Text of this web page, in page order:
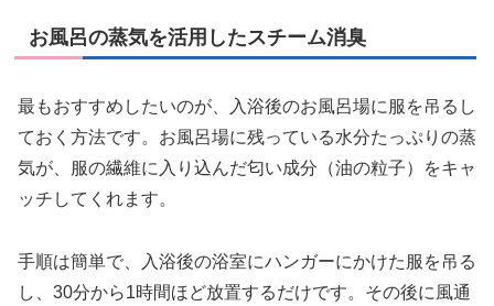
お風呂の蒸気を活用したスチーム消臭
最もおすすめしたいのが、入浴後のお風呂場に服を吊るし
ておく方法です。お風呂場に残っている水分たっぷりの蒸
気が、服の繊維に入り込んだ匂い成分（油の粒子）をキャ
ッチしてくれます。
手順は簡単で、入浴後の浴室にハンガーにかけた服を吊る
し、30分から1時間ほど放置するだけです。その後に風通